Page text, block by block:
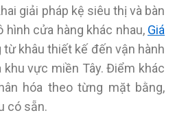
giải pháp kệ siêu thị và bàn
cửa hàng khác nhau, Giá
từ khâu thiết kế đến vận hành
vực miền Tây. Điểm khác
hóa theo từng mặt bằng,
có sẵn.